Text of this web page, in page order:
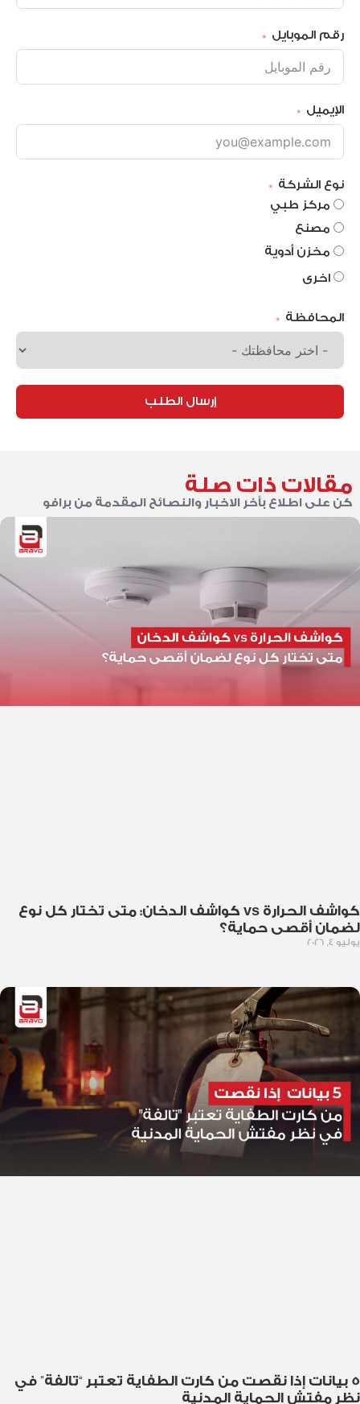
رقم الموبايل
الإيميل
نوع الشركة
مركز طبي
مصنع
مخزن أدوية
اخرى
المحافظة
إرسال الطلب
مقالات ذات صلة
كن على اطلاع بأخر الاخبار والنصائح المقدمة من برافو
كواشف الحرارة vs كواشف الدخان: متى تختار كل نوع
لضمان أقصى حماية؟
يوليو 4, 2026
5 بيانات إذا نقصت من كارت الطفاية تعتبر “تالفة” في
نظر مفتش الحماية المدنية